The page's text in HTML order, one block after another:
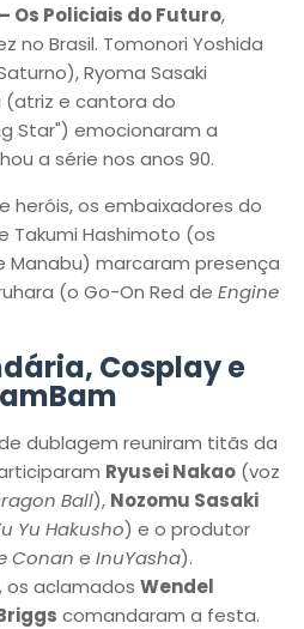
Os Policiais do Futuro,
no Brasil. Tomonori Yoshida
Ryoma Sasaki
(atriz e cantora do
Star") emocionaram a
a série nos anos 90.
os embaixadores do
Takumi Hashimoto (os
Manabu) marcaram presença
(o Go-On Red de Engine
Cosplay e
dublagem reuniram titãs da
Ryusei Nakao (voz
Ball), Nozomu Sasaki
Yu Hakusho) e o produtor
Conan e InuYasha).
os aclamados Wendel
comandaram a festa.